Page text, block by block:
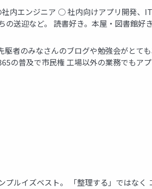
内エンジニア ○ 社内向けアプリ開発、
送迎など。 読書好き。本屋・図書館好き
のみなさんのブログや勉強会がとて
普及で市民権 工場以外の業務でもア
ルイズベスト。 「整理する」ではなく